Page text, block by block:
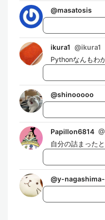
@masatosis
ikura1 @ikura1
Pythonなんもわ
@shinooooo
Papillon6814 @
自分の詰まった
@y-